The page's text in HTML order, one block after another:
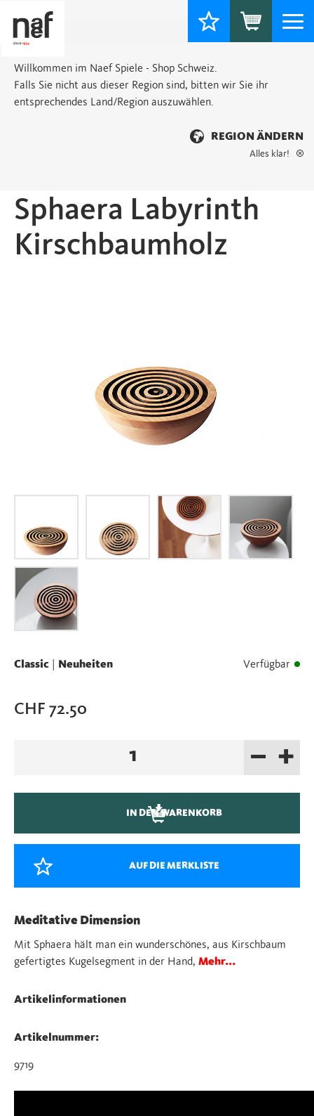
Willkommen im Naef Spiele - Shop Schweiz.
Falls Sie nicht aus dieser Region sind, bitten wir Sie ihr
entsprechendes Land/Region auszuwählen.
REGION ÄNDERN
Alles klar!
Sphaera Labyrinth
Kirschbaumholz
Classic Neuheiten Verfügbar
CHF 72.50
+
–
IN DEN WARENKORB
AUF DIE MERKLISTE
Meditative Dimension
Mit Sphaera hält man ein wunderschönes, aus Kirschbaum
gefertigtes Kugelsegment in der Hand, Mehr...
Artikelinformationen
Artikelnummer:
9719